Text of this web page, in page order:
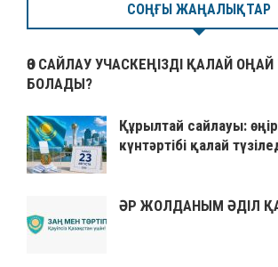
СОҢҒЫ ЖАҢАЛЫҚТАР
ӨЗ САЙЛАУ УЧАСКЕҢІЗДІ ҚАЛАЙ ОҢАЙ
БОЛАДЫ?
Құрылтай сайлауы:
күнтәртібі қалай
ӘР ЖОЛДАНЫМ ӘДІЛ